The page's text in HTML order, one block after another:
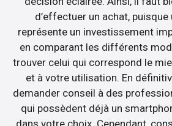
d’effectuer un achat,
représente un investissement
en comparant les différents
trouver celui qui correspond le
et à votre utilisation. En
demander conseil à des
qui possèdent déjà un
dans votre choix. Cependant,